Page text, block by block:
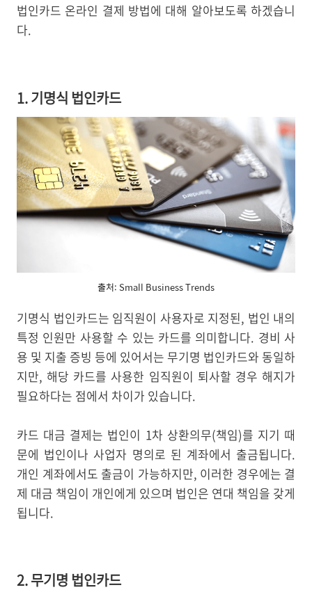
법인카드 온라인 결제 방법에 대해 알아보도록 하겠습니
다.
1. 기명식 법인카드
출처: Small Business Trends
기명식 법인카드는 임직원이 사용자로 지정된, 법인 내의
특정 인원만 사용할 수 있는 카드를 의미합니다. 경비 사
용 및 지출 증빙 등에 있어서는 무기명 법인카드와 동일하
지만, 해당 카드를 사용한 임직원이 퇴사할 경우 해지가
필요하다는 점에서 차이가 있습니다.
카드 대금 결제는 법인이 1차 상환의무(책임)를 지기 때
문에 법인이나 사업자 명의로 된 계좌에서 출금됩니다.
개인 계좌에서도 출금이 가능하지만, 이러한 경우에는 결
제 대금 책임이 개인에게 있으며 법인은 연대 책임을 갖게
됩니다.
2. 무기명 법인카드